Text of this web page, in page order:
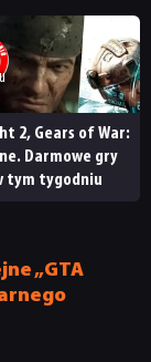
2, Gears of War:
Darmowe gry
tym tygodniu
„GTA